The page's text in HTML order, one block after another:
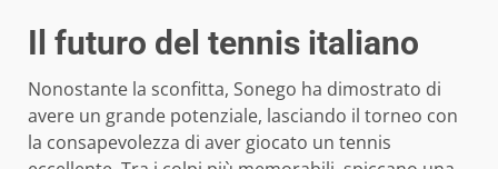
Il futuro del tennis italiano
Nonostante la sconfitta, Sonego ha dimostrato di
avere un grande potenziale, lasciando il torneo con
la consapevolezza di aver giocato un tennis